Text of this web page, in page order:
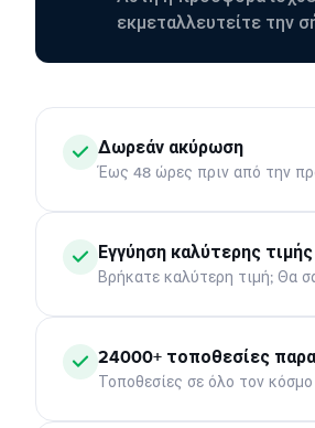
εκμεταλλευτείτε την
Δωρεάν ακύρωση
Έως 48 ώρες πριν από την
Εγγύηση καλύτερης τιμής
Βρήκατε καλύτερη τιμή; Θα
24000+ τοποθεσίες
Τοποθεσίες σε όλο τον κόσμο